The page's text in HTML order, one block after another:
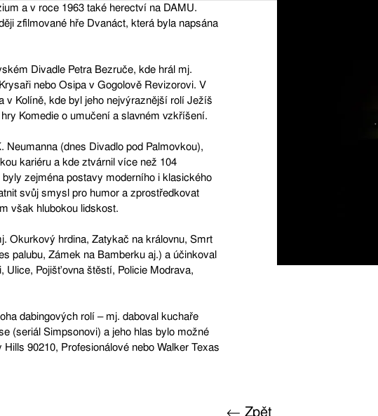
a v roce 1963 také herectví na DAMU.
zfilmované hře Dvanáct, která byla napsána
Divadle Petra Bezruče, kde hrál mj.
nebo Osipa v Gogolově Revizorovi. V
v Kolíně, kde byl jeho nejvýraznější rolí Ježíš
Komedie o umučení a slavném vzkříšení.
Neumanna (dnes Divadlo pod Palmovkou),
kariéru a kde ztvárnil více než 104
zejména postavy moderního i klasického
svůj smysl pro humor a zprostředkovat
však hlubokou lidskost.
Okurkový hrdina, Zatykač na královnu, Smrt
palubu, Zámek na Bamberku aj.) a účinkoval
Pojišťovna štěstí, Policie Modrava,
dabingových rolí – mj. daboval kuchaře
(seriál Simpsonovi) a jeho hlas bylo možné
90210, Profesionálové nebo Walker Texas
← Zpět